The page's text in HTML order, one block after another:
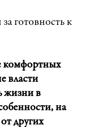
готовность к
комфортных
власти
жизни в
на
других